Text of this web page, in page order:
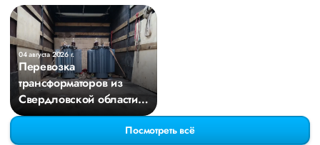
04 августа 2026 г.
Перевозка
трансформаторов из
Свердловской области в
Киров
Посмотреть всё